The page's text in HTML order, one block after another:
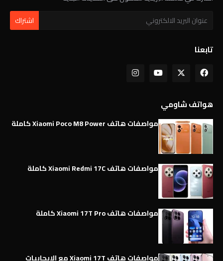
تابعنا
هواتف شاومي
مواصفات هاتف Xiaomi Poco M8 Power كاملة
مواصفات هاتف Xiaomi Redmi 17C كاملة
مواصفات هاتف Xiaomi 17T Pro كاملة
مواصفات هاتف Xiaomi 17T مع الإيجابيات